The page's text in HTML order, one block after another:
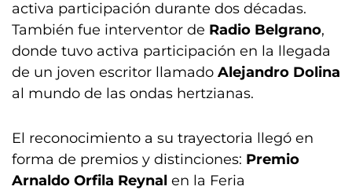
activa participación durante dos décadas.
También fue interventor de Radio Belgrano,
donde tuvo activa participación en la llegada
de un joven escritor llamado Alejandro Dolina
al mundo de las ondas hertzianas.
El reconocimiento a su trayectoria llegó en
forma de premios y distinciones: Premio
Arnaldo Orfila Reynal en la Feria